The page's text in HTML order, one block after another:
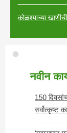
कोळश्याच्या
नवीन
150
सर्वोत्कृष्ट